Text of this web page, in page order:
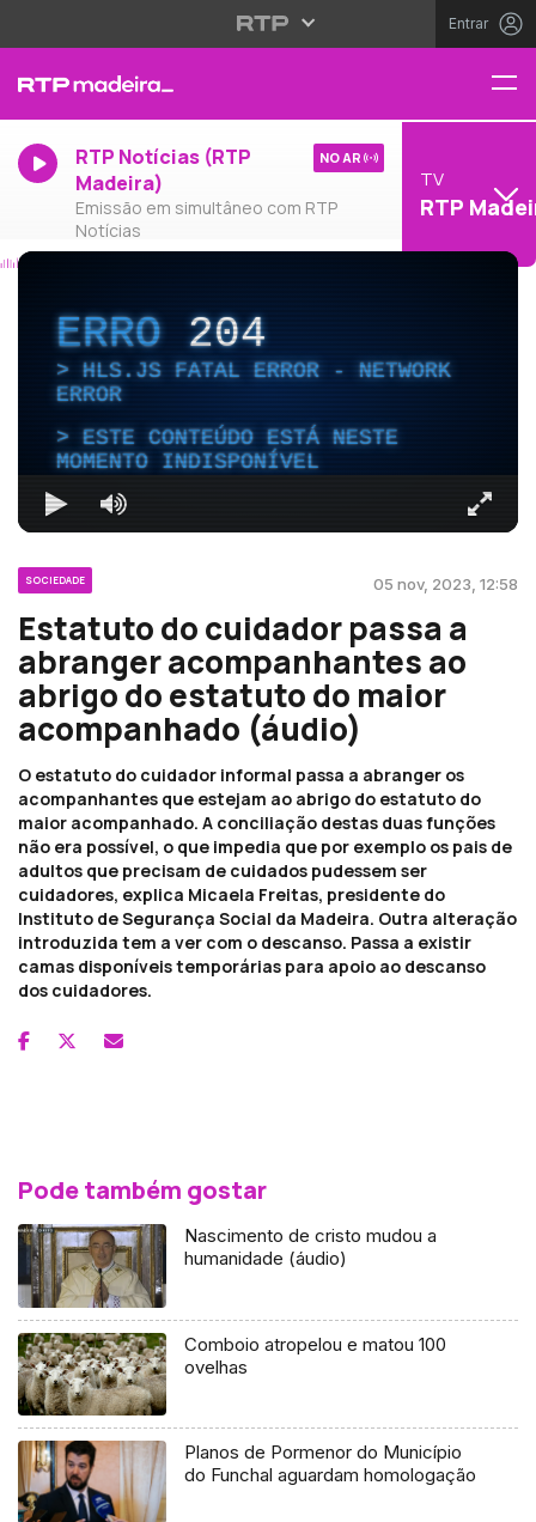
Entrar
RTP Notícias (RTP
Madeira)
Emissão em simultâneo com RTP
Notícias
NO AR
TV
RTP
ERRO204
HLS.JS FATAL ERROR - NETWORK
ERROR
ESTE CONTEÚDO ESTÁ NESTE
MOMENTO INDISPONÍVEL
SOCIEDADE 05 nov, 2023, 12:58
Estatuto do cuidador passa a
abranger acompanhantes ao
abrigo do estatuto do maior
acompanhado (áudio)
O estatuto do cuidador informal passa a abranger os
acompanhantes que estejam ao abrigo do estatuto do
maior acompanhado. A conciliação destas duas funções
não era possível, o que impedia que por exemplo os pais de
adultos que precisam de cuidados pudessem ser
cuidadores, explica Micaela Freitas, presidente do
Instituto de Segurança Social da Madeira. Outra alteração
introduzida tem a ver com o descanso. Passa a existir
camas disponíveis temporárias para apoio ao descanso
dos cuidadores.
Pode também gostar
Nascimento de cristo mudou a
humanidade (áudio)
Comboio atropelou e matou 100
ovelhas
Planos de Pormenor do Município
do Funchal aguardam homologação